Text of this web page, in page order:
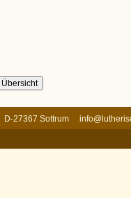
D-27367 Sottrum